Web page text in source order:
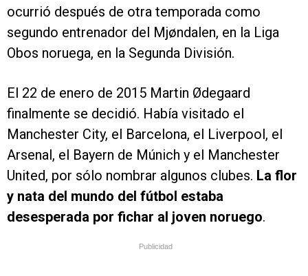
ocurrió después de otra temporada como
segundo entrenador del Mjøndalen, en la Liga
Obos noruega, en la Segunda División.
El 22 de enero de 2015 Martin Ødegaard
finalmente se decidió. Había visitado el
Manchester City, el Barcelona, el Liverpool, el
Arsenal, el Bayern de Múnich y el Manchester
United, por sólo nombrar algunos clubes. La flor
y nata del mundo del fútbol estaba
desesperada por fichar al joven noruego.
Publicidad